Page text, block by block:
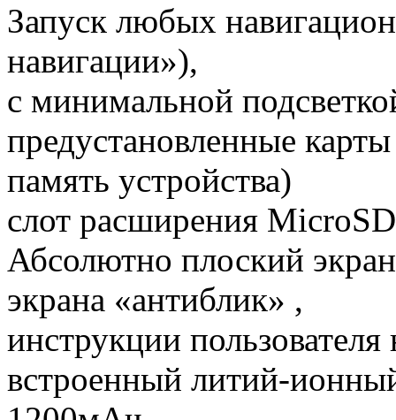
Запуск любых
навигации»),
с минимальной
предустановленные
память устройства)
слот расширения
Абсолютно плоский
экрана «антиблик» ,
инструкции
встроенный литий-